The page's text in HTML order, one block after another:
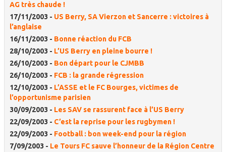
AG très chaude !
17/11/2003 - US Berry, SA Vierzon et Sancerre : victoires à
l’anglaise
16/11/2003 - Bonne réaction du FCB
28/10/2003 - L’US Berry en pleine bourre !
26/10/2003 - Bon départ pour le CJMBB
26/10/2003 - FCB : la grande régression
12/10/2003 - L’ASSE et le FC Bourges, victimes de
l’opportunisme parisien
30/09/2003 - Les SAV se rassurent face à l’US Berry
22/09/2003 - C’est la reprise pour les rugbymen !
22/09/2003 - Football : bon week-end pour la région
7/09/2003 - Le Tours FC sauve l’honneur de la Région Centre